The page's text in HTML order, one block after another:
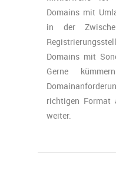
Domains mit
in der
Domains mit
Gerne
richtigen Format
weiter.